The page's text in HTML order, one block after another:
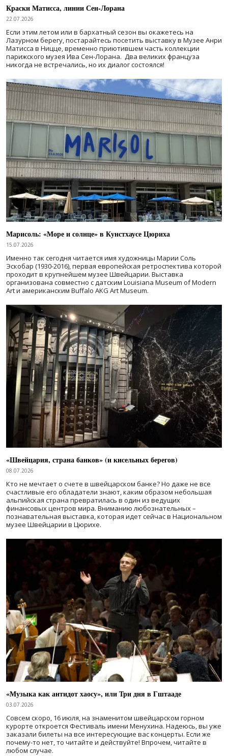
Краски Матисса, линии Сен-Лорана
22.07.2026
Если этим летом или в бархатный сезон вы окажетесь на
Лазурном берегу, постарайтесь посетить выставку в Музее Анри
Матисса в Ницце, временно приютившем часть коллекции
парижского музея Ива Сен-Лорана. Два великих француза
никогда не встречались, но их диалог состоялся!
Марисоль: «Море и солнце» в Кунстхаусе Цюриха
15.07.2026
Именно так сегодня читается имя художницы Марии Соль
Эскобар (1930-2016), первая европейская ретроспектива которой
проходит в крупнейшем музее Швейцарии. Выставка
организована совместно с датским Louisiana Museum of Modern
Art и американским Buffalo AKG Art Museum.
«Швейцария, страна банков» (и кисельных берегов)
08.07.2026
Кто не мечтает о счете в швейцарском банке? Но даже не все
счастливые его обладатели знают, каким образом небольшая
альпийская страна превратилась в один из ведущих
финансовых центров мира. Вниманию любознательных –
познавательная выставка, которая идет сейчас в Национальном
музее Швейцарии в Цюрихе.
«Музыка как антидот хаосу», или Три дня в Гштааде
03.07.2026
Совсем скоро, 16 июля, на знаменитом швейцарском горном
курорте откроется Фестиваль имени Менухина. Надеюсь, вы уже
заказали билеты на все интересующие вас концерты. Если же
почему-то нет, то читайте и действуйте! Впрочем, читайте в
любом случае.